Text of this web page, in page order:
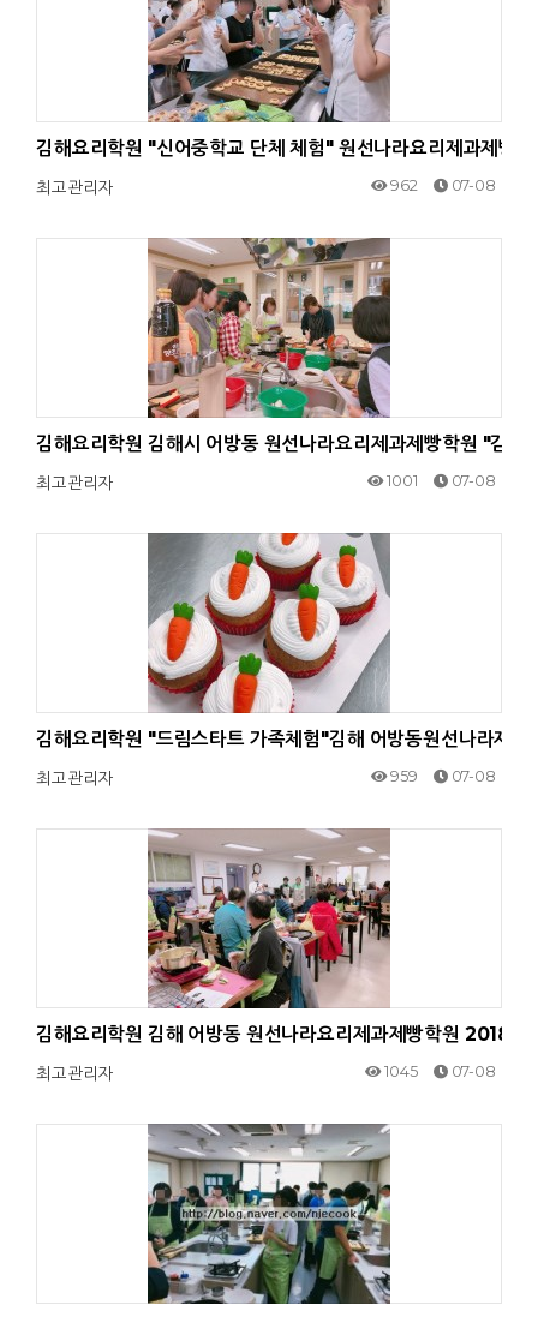
김해요리학원 "신어중학교 단체 체험" 원선나라요리제과제빵
최고관리자 962 07-08
김해요리학원 김해시 어방동 원선나라요리제과제빵학원 "김해
최고관리자 1001 07-08
김해요리학원 "드림스타트 가족체험"김해 어방동원선나라제
최고관리자 959 07-08
김해요리학원 김해 어방동 원선나라요리제과제빵학원
최고관리자 1045 07-08